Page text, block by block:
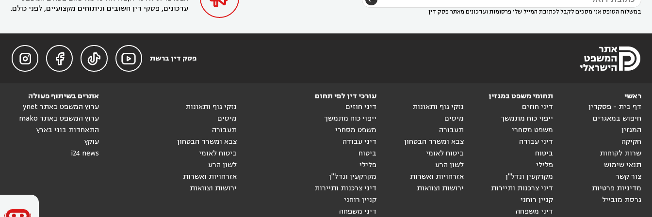
עדכונים, פסקי דין חשובים וניתוחים מקצועיים, לפני כולם.
במשלוח הטופס אני מסכים לקבל לכתובת המייל שלי פרסומות ועדכונים מאתר פסק דין
פסק דין ברשת 



ראשי
דף בית - פסקדין
חיפוש במאגרים
המגזין
חקיקה
שרות לקוחות
תנאי שימוש
צור קשר
מדיניות פרטיות
גרסת מובייל
תחומי משפט במגזין
דיני חוזים
ייפוי כוח מתמשך
משפט מסחרי
דיני עבודה
ביטוח
פלילי
מקרקעין ונדל"ן
דיני צרכנות ותיירות
קניין רוחני
דיני משפחה
נזקי גוף ותאונות
מיסים
תעבורה
צבא ומשרד הבטחון
ביטוח לאומי
לשון הרע
אזרחויות ואשרות
ירושות וצוואות
עורכי דין לפי תחום
דיני חוזים
ייפוי כוח מתמשך
משפט מסחרי
דיני עבודה
ביטוח
פלילי
מקרקעין ונדל"ן
דיני צרכנות ותיירות
קניין רוחני
דיני משפחה
נזקי גוף ותאונות
מיסים
תעבורה
צבא ומשרד הבטחון
ביטוח לאומי
לשון הרע
אזרחויות ואשרות
ירושות וצוואות
אתרים בשיתוף פעולה
ערוץ המשפט באתר ynet
ערוץ המשפט באתר mako
התאחדות בוני בארץ
עוקץ
i24 news